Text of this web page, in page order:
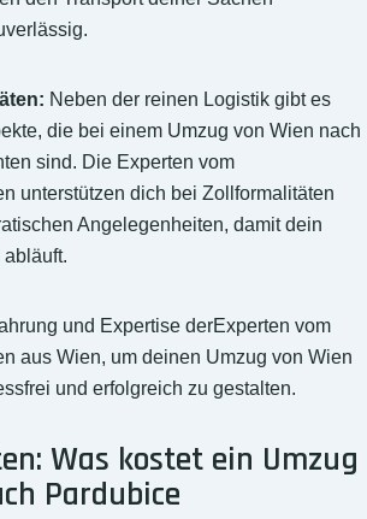
Neben der reinen Logistik gibt es
die bei einem Umzug von Wien nach
sind. Die Experten vom
unterstützen dich bei Zollformalitäten
Angelegenheiten, damit dein
und Expertise derExperten vom
aus Wien, um deinen Umzug von Wien
und erfolgreich zu gestalten.
Was kostet ein Umzug
Pardubice